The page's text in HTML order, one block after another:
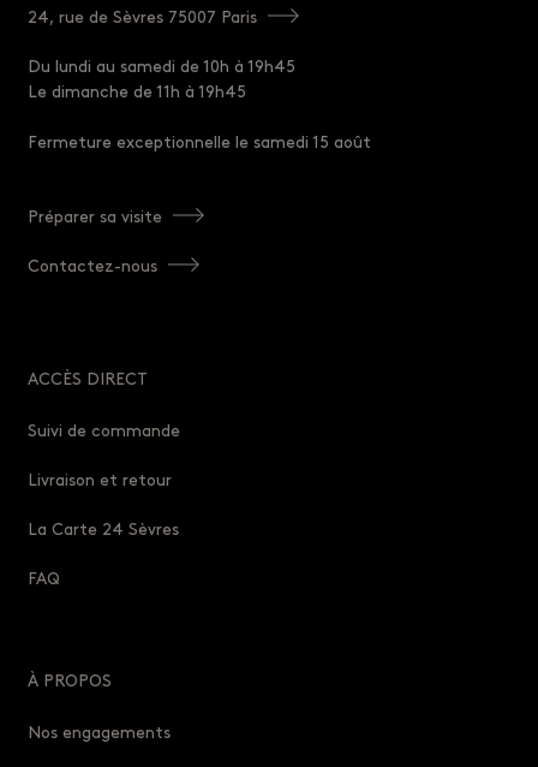
24, rue de Sèvres 75007 Paris
Du lundi au samedi de 10h à 19h45
Le dimanche de 11h à 19h45
Fermeture exceptionnelle le samedi 15 août
Préparer sa visite
Contactez-nous
ACCÈS DIRECT
Suivi de commande
Livraison et retour
La Carte 24 Sèvres
FAQ
À PROPOS
Nos engagements